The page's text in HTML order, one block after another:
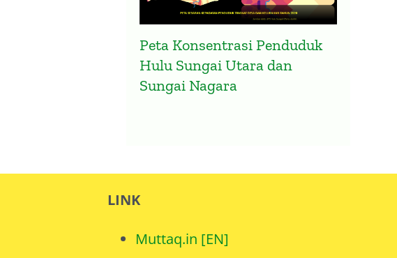
Peta Konsentrasi Penduduk
Hulu Sungai Utara dan
Sungai Nagara
LINK
Muttaq.in [EN]